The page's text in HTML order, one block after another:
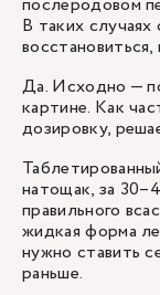
В таких
Да. Исходно —
картине. Как
дозировку,
натощак, за
правильного
жидкая форма
нужно ставить
раньше.